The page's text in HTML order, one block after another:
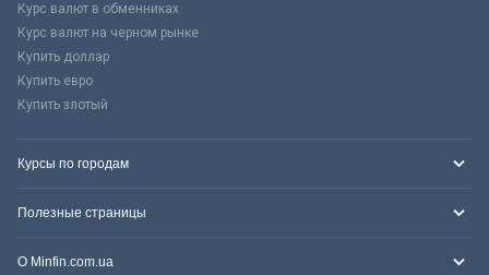
Курс валют в обменниках
Курс валют на черном рынке
Купить доллар
Купить евро
Купить злотый
Курсы по городам
Полезные страницы
О Minfin.com.ua